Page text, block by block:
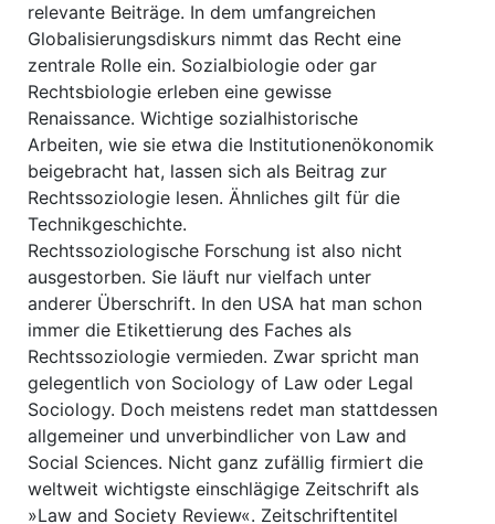
relevante Beiträge. In dem umfangreichen
Globalisierungsdiskurs nimmt das Recht eine
zentrale Rolle ein. Sozialbiologie oder gar
Rechtsbiologie erleben eine gewisse
Renaissance. Wichtige sozialhistorische
Arbeiten, wie sie etwa die Institutionenökonomik
beigebracht hat, lassen sich als Beitrag zur
Rechtssoziologie lesen. Ähnliches gilt für die
Technikgeschichte.
Rechtssoziologische Forschung ist also nicht
ausgestorben. Sie läuft nur vielfach unter
anderer Überschrift. In den USA hat man schon
immer die Etikettierung des Faches als
Rechtssoziologie vermieden. Zwar spricht man
gelegentlich von Sociology of Law oder Legal
Sociology. Doch meistens redet man stattdessen
allgemeiner und unverbindlicher von Law and
Social Sciences. Nicht ganz zufällig firmiert die
weltweit wichtigste einschlägige Zeitschrift als
»Law and Society Review«. Zeitschriftentitel